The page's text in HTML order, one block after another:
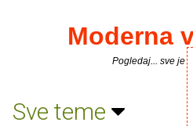
Moderna
Pogledaj... sve je
Sve teme